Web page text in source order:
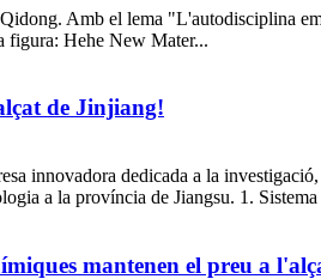
Amb el lema "L'autodisciplina
figura: Hehe New Mater...
de Jinjiang!
innovadora dedicada a la
a la província de Jiangsu. 1.
mantenen el preu a